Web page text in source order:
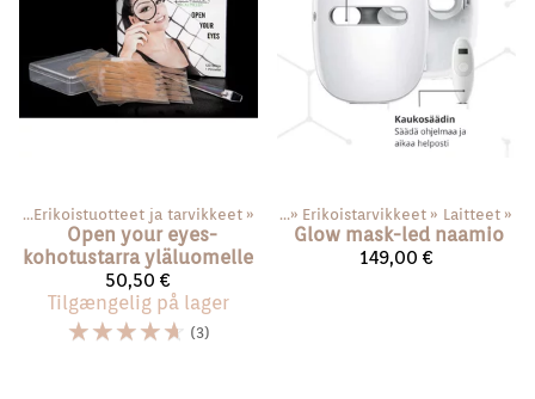
‪» Erikoistuotteet ja tarvikkeet ‪»
Open your eyes-
kohotustarra yläluomelle
50,50 €
Tilgængelig på lager
☆☆☆☆☆ (3)
Produkterne ‪» Erikoistarvikkeet ‪» Laitteet ‪»
Glow mask-led naamio
149,00 €